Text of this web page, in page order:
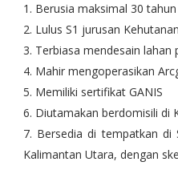
1. Berusia maksimal 30 tahun
2. Lulus S1 jurusan
3. Terbiasa mendesain lahan
4. Mahir mengoperasikan
5. Memiliki sertifikat GANIS
6. Diutamakan berdomisili di
7. Bersedia di tempatkan di
Kalimantan Utara, dengan